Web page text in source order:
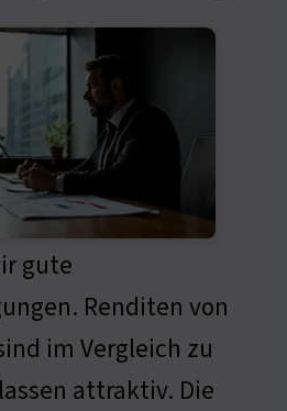
gute
Renditen von
im Vergleich zu
attraktiv. Die